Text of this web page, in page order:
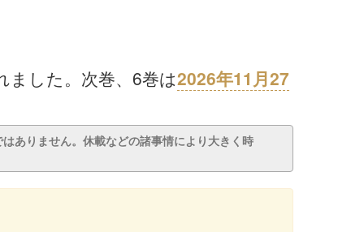
ました。次巻、6巻は2026年11月27
ありません。休載などの諸事情により大きく時